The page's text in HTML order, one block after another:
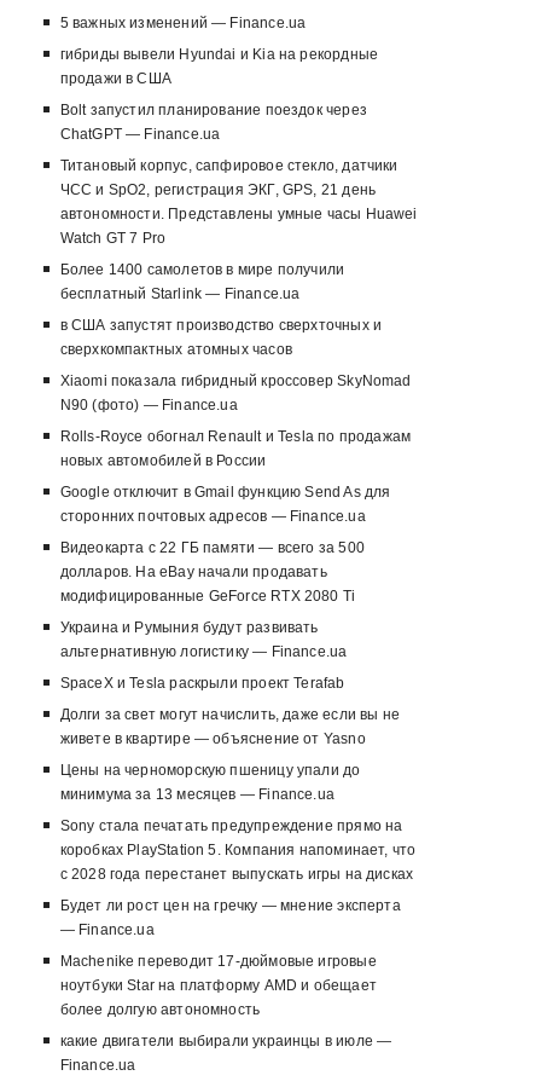
5 важных изменений — Finance.ua
гибриды вывели Hyundai и Kia на рекордные
продажи в США
Bolt запустил планирование поездок через
ChatGPT — Finance.ua
Титановый корпус, сапфировое стекло, датчики
ЧСС и SpO2, регистрация ЭКГ, GPS, 21 день
автономности. Представлены умные часы Huawei
Watch GT 7 Pro
Более 1400 самолетов в мире получили
бесплатный Starlink — Finance.ua
в США запустят производство сверхточных и
сверхкомпактных атомных часов
Xiaomi показала гибридный кроссовер SkyNomad
N90 (фото) — Finance.ua
Rolls-Royce обогнал Renault и Tesla по продажам
новых автомобилей в России
Google отключит в Gmail функцию Send As для
сторонних почтовых адресов — Finance.ua
Видеокарта с 22 ГБ памяти — всего за 500
долларов. На eBay начали продавать
модифицированные GeForce RTX 2080 Ti
Украина и Румыния будут развивать
альтернативную логистику — Finance.ua
SpaceX и Tesla раскрыли проект Terafab
Долги за свет могут начислить, даже если вы не
живете в квартире — объяснение от Yasno
Цены на черноморскую пшеницу упали до
минимума за 13 месяцев — Finance.ua
Sony стала печатать предупреждение прямо на
коробках PlayStation 5. Компания напоминает, что
с 2028 года перестанет выпускать игры на дисках
Будет ли рост цен на гречку — мнение эксперта
— Finance.ua
Machenike переводит 17-дюймовые игровые
ноутбуки Star на платформу AMD и обещает
более долгую автономность
какие двигатели выбирали украинцы в июле —
Finance.ua